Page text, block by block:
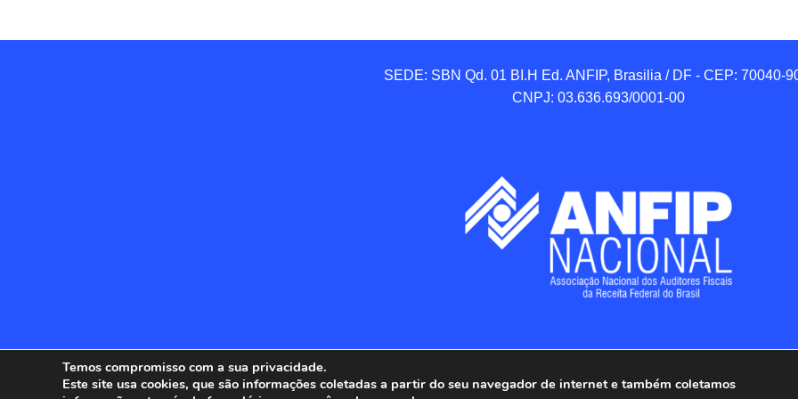
SEDE: SBN Qd. 01 BI.H Ed. ANFIP, Brasilia / DF - CEP: 70040-
CNPJ: 03.636.693/0001-00
Temos compromisso com a sua privacidade.
Este site usa cookies, que são informações coletadas a partir do seu navegador de internet e também coletamos